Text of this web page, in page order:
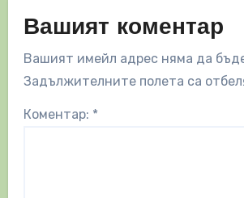
Вашият коментар
Вашият имейл адрес няма да
Задължителните полета са
Коментар: *